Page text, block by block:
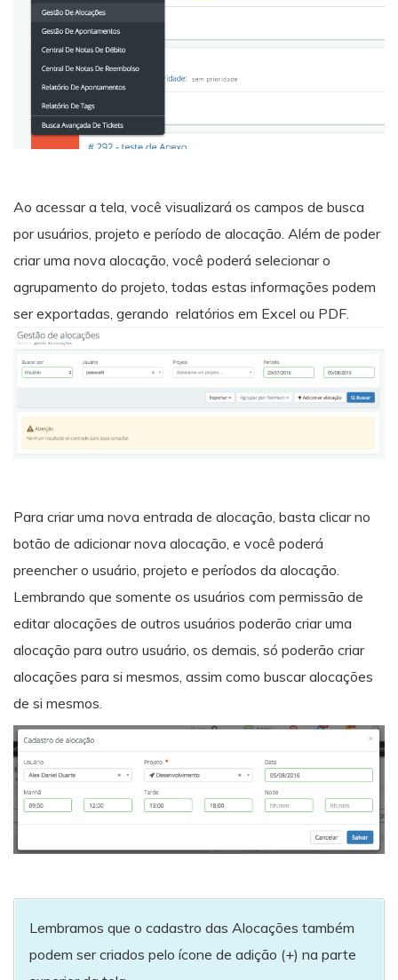
Ao acessar a tela, você visualizará os campos de busca
por usuários, projeto e período de alocação. Além de poder
criar uma nova alocação, você poderá selecionar o
agrupamento do projeto, todas estas informações podem
ser exportadas, gerando relatórios em Excel ou PDF.
Para criar uma nova entrada de alocação, basta clicar no
botão de adicionar nova alocação, e você poderá
preencher o usuário, projeto e períodos da alocação.
Lembrando que somente os usuários com permissão de
editar alocações de outros usuários poderão criar uma
alocação para outro usuário, os demais, só poderão criar
alocações para si mesmos, assim como buscar alocações
de si mesmos.
Lembramos que o cadastro das Alocações também
podem ser criados pelo ícone de adição (+) na parte